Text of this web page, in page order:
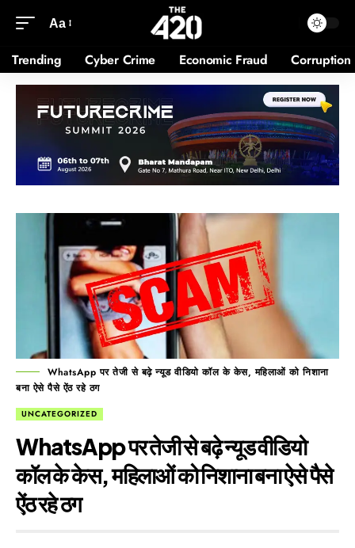
Aa
Trending Cyber Crime Economic Fraud Corruption
WhatsApp पर तेजी से बढ़े न्यूड वीडियो कॉल के केस, महिलाओं को निशाना
बना ऐसे पैसे ऐंठ रहे ठग
UNCATEGORIZED
WhatsApp पर तेजी से बढ़े न्यूड वीडियो
कॉल के केस, महिलाओं को निशाना बना ऐसे पैसे
ऐंठ रहे ठग